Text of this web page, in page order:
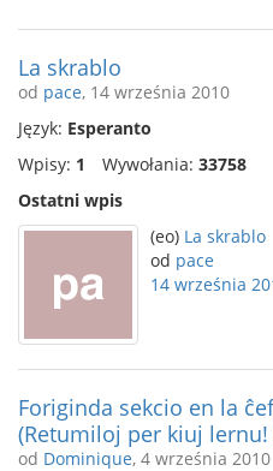
La skrablo
od pace, 14 września 2010
Język: Esperanto
Wpisy: 1 Wywołania: 33758
Ostatni wpis
(eo) La skrablo
od pace
14 września
Foriginda sekcio en la
(Retumiloj per kiuj
od Dominique, 4 września 2010